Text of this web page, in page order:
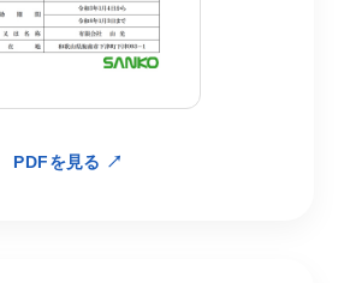
PDFを見る ↗